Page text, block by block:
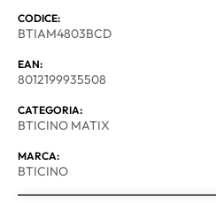
CODICE:
BTIAM4803BCD
EAN:
8012199935508
CATEGORIA:
BTICINO MATIX
MARCA:
BTICINO